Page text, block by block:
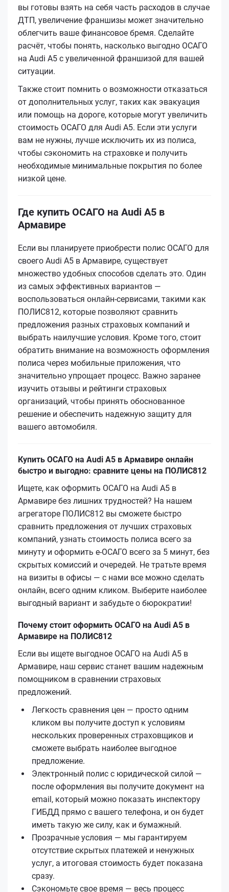
вы готовы взять на себя часть расходов в случае
ДТП, увеличение франшизы может значительно
облегчить ваше финансовое бремя. Сделайте
расчёт, чтобы понять, насколько выгодно ОСАГО
на Audi A5 с увеличенной франшизой для вашей
ситуации.
Также стоит помнить о возможности отказаться
от дополнительных услуг, таких как эвакуация
или помощь на дороге, которые могут увеличить
стоимость ОСАГО для Audi A5. Если эти услуги
вам не нужны, лучше исключить их из полиса,
чтобы сэкономить на страховке и получить
необходимые минимальные покрытия по более
низкой цене.
Где купить ОСАГО на Audi A5 в
Армавире
Если вы планируете приобрести полис ОСАГО для
своего Audi A5 в Армавире, существует
множество удобных способов сделать это. Один
из самых эффективных вариантов —
воспользоваться онлайн-сервисами, такими как
ПОЛИС812, которые позволяют сравнить
предложения разных страховых компаний и
выбрать наилучшие условия. Кроме того, стоит
обратить внимание на возможность оформления
полиса через мобильные приложения, что
значительно упрощает процесс. Важно заранее
изучить отзывы и рейтинги страховых
организаций, чтобы принять обоснованное
решение и обеспечить надежную защиту для
вашего автомобиля.
Купить ОСАГО на Audi A5 в Армавире онлайн
быстро и выгодно: сравните цены на ПОЛИС812
Ищете, как оформить ОСАГО на Audi A5 в
Армавире без лишних трудностей? На нашем
агрегаторе ПОЛИС812 вы сможете быстро
сравнить предложения от лучших страховых
компаний, узнать стоимость полиса всего за
минуту и оформить е‑ОСАГО всего за 5 минут, без
скрытых комиссий и очередей. Не тратьте время
на визиты в офисы — с нами все можно сделать
онлайн, всего одним кликом. Выберите наиболее
выгодный вариант и забудьте о бюрократии!
Почему стоит оформить ОСАГО на Audi A5 в
Армавире на ПОЛИС812
Если вы ищете выгодное ОСАГО на Audi A5 в
Армавире, наш сервис станет вашим надежным
помощником в сравнении страховых
предложений.
Легкость сравнения цен — просто одним
кликом вы получите доступ к условиям
нескольких проверенных страховщиков и
сможете выбрать наиболее выгодное
предложение.
Электронный полис с юридической силой —
после оформления вы получите документ на
email, который можно показать инспектору
ГИБДД прямо с вашего телефона, и он будет
иметь такую же силу, как и бумажный.
Прозрачные условия — мы гарантируем
отсутствие скрытых платежей и ненужных
услуг, а итоговая стоимость будет показана
сразу.
Сэкономьте свое время — весь процесс